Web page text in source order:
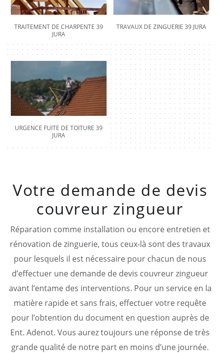
TRAITEMENT DE CHARPENTE 39
JURA
TRAVAUX DE ZINGUERIE 39 JURA
URGENCE FUITE DE TOITURE 39
JURA
Votre demande de devis
couvreur zingueur
Réparation comme installation ou encore entretien et
rénovation de zinguerie, tous ceux-là sont des travaux
pour lesquels il est nécessaire pour chacun de nous
d’effectuer une demande de devis couvreur zingueur
avant l’entame des interventions. Pour un service en la
matière rapide et sans frais, effectuer votre requête
pour l’obtention du document en question auprès de
Ent. Adenot. Vous aurez toujours une réponse de très
grande qualité de notre part en moins d’une journée.